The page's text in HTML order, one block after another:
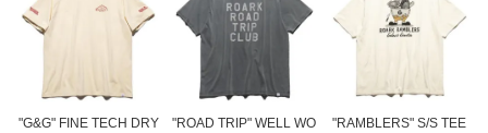
"G&G" FINE TECH DRY
"ROAD TRIP" WELL WO
"RAMBLERS" S/S TEE